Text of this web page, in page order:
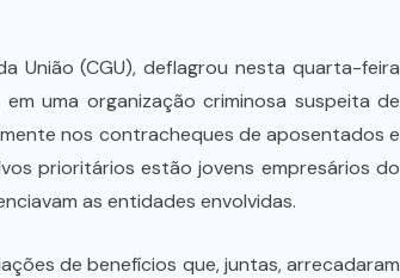
União (CGU), deflagrou nesta quarta-feira
uma organização criminosa suspeita de
nos contracheques de aposentados e
prioritários estão jovens empresários do
as entidades envolvidas.
de benefícios que, juntas, arrecadaram